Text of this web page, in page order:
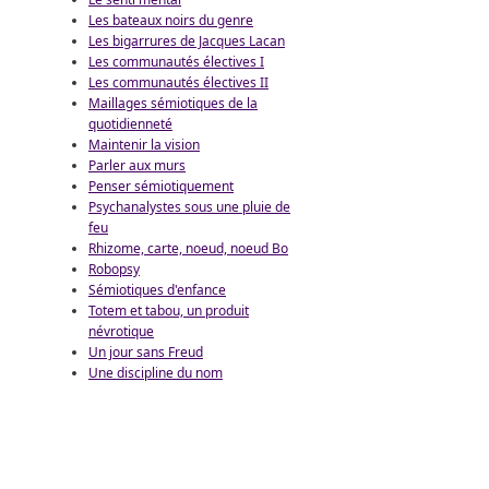
Les bateaux noirs du genre
Les bigarrures de Jacques Lacan
Les communautés électives I
Les communautés électives II
Maillages sémiotiques de la
quotidienneté
Maintenir la vision
Parler aux murs
Penser sémiotiquement
Psychanalystes sous une pluie de
feu
Rhizome, carte, noeud, noeud Bo
Robopsy
Sémiotiques d'enfance
Totem et tabou, un produit
névrotique
Un jour sans Freud
Une discipline du nom